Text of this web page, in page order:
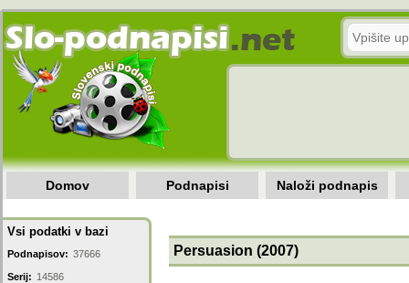
Domov Podnapisi Naloži podnapis
Vsi podatki v bazi
Podnapisov: 37666
Serij: 14586
Persuasion (2007)